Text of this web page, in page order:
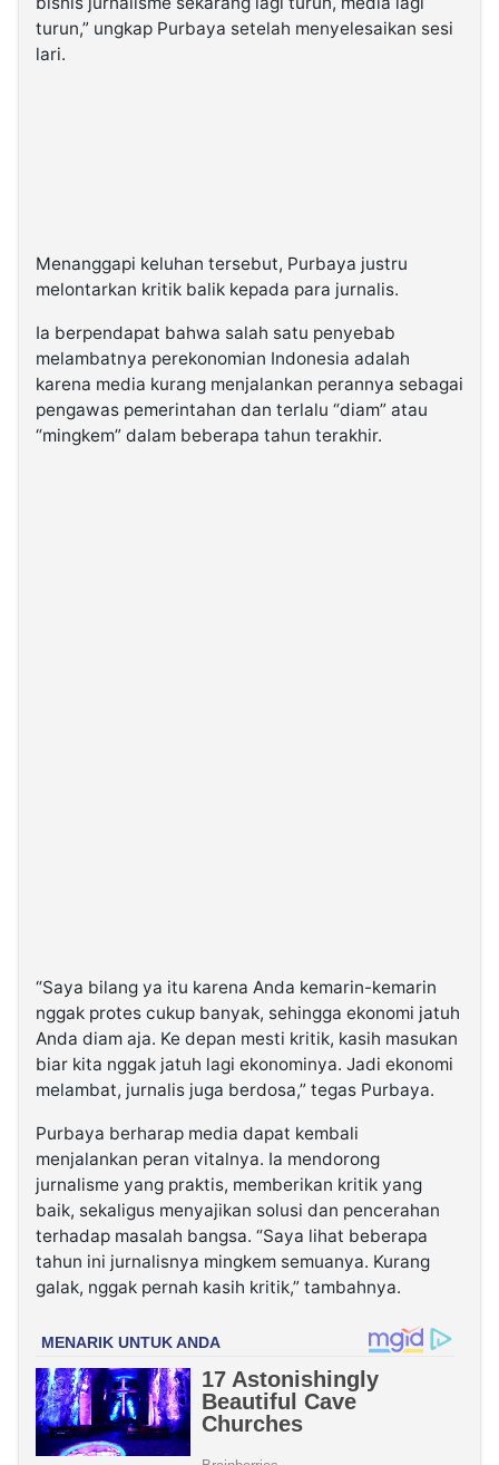
turun,” ungkap Purbaya setelah menyelesaikan sesi
lari.
Menanggapi keluhan tersebut, Purbaya justru
melontarkan kritik balik kepada para jurnalis.
Ia berpendapat bahwa salah satu penyebab
melambatnya perekonomian Indonesia adalah
karena media kurang menjalankan perannya sebagai
pengawas pemerintahan dan terlalu “diam” atau
“mingkem” dalam beberapa tahun terakhir.
“Saya bilang ya itu karena Anda kemarin-kemarin
nggak protes cukup banyak, sehingga ekonomi jatuh
Anda diam aja. Ke depan mesti kritik, kasih masukan
biar kita nggak jatuh lagi ekonominya. Jadi ekonomi
melambat, jurnalis juga berdosa,” tegas Purbaya.
Purbaya berharap media dapat kembali
menjalankan peran vitalnya. Ia mendorong
jurnalisme yang praktis, memberikan kritik yang
baik, sekaligus menyajikan solusi dan pencerahan
terhadap masalah bangsa. “Saya lihat beberapa
tahun ini jurnalisnya mingkem semuanya. Kurang
galak, nggak pernah kasih kritik,” tambahnya.